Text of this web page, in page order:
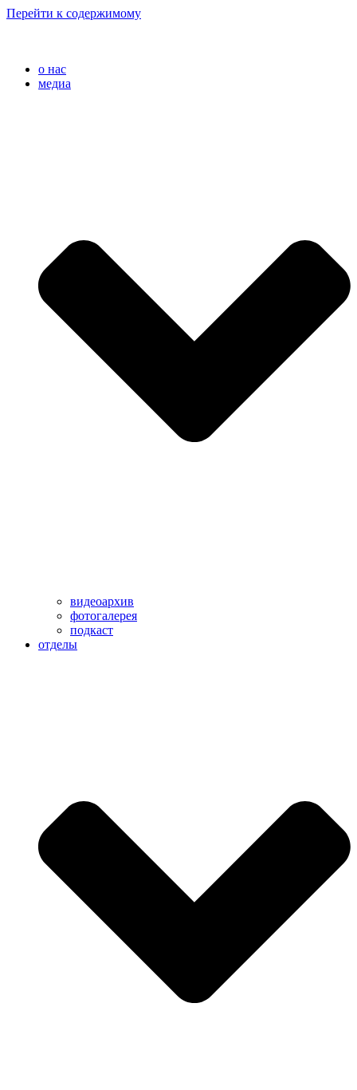
Перейти к содержимому
o нас
медиа
видеоархив
фотогалерея
подкаст
отделы